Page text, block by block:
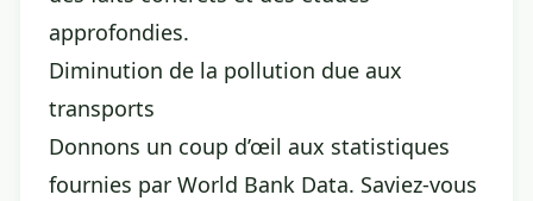
approfondies.
Diminution de la pollution due aux
transports
Donnons un coup d’œil aux statistiques
fournies par World Bank Data. Saviez-vous